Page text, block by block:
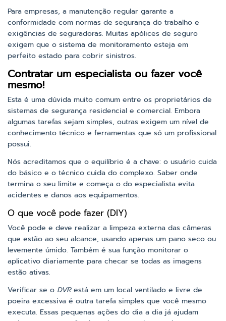
Para empresas, a manutenção regular garante a
conformidade com normas de segurança do trabalho e
exigências de seguradoras. Muitas apólices de seguro
exigem que o sistema de monitoramento esteja em
perfeito estado para cobrir sinistros.
Contratar um especialista ou fazer você
mesmo!
Esta é uma dúvida muito comum entre os proprietários de
sistemas de segurança residencial e comercial. Embora
algumas tarefas sejam simples, outras exigem um nível de
conhecimento técnico e ferramentas que só um profissional
possui.
Nós acreditamos que o equilíbrio é a chave: o usuário cuida
do básico e o técnico cuida do complexo. Saber onde
termina o seu limite e começa o do especialista evita
acidentes e danos aos equipamentos.
O que você pode fazer (DIY)
Você pode e deve realizar a limpeza externa das câmeras
que estão ao seu alcance, usando apenas um pano seco ou
levemente úmido. Também é sua função monitorar o
aplicativo diariamente para checar se todas as imagens
estão ativas.
Verificar se o DVRestá em um local ventilado e livre de
poeira excessiva é outra tarefa simples que você mesmo
executa. Essas pequenas ações do dia a dia já ajudam